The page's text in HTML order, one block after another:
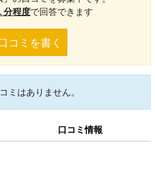
分程度で回答できます
コミを書く
ミはありません。
口コミ情報